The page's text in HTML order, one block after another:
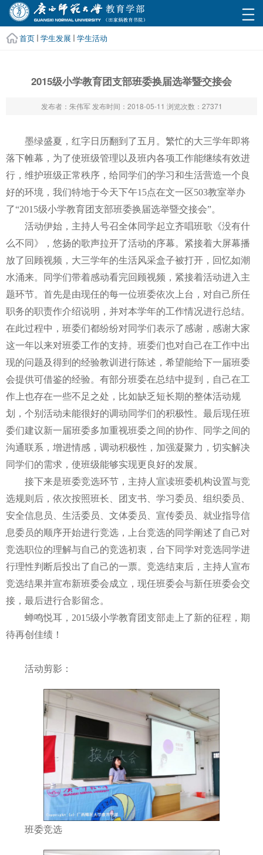
首页 学生发展 学生活动
2015级小学教育团支部班委换届选举暨交接会
发布者：朱伟军 发布时间：2018-05-11 浏览次数： 27371
墨绿盛夏，红字日历翻到了五月。繁忙的大三学年即将
落下帷幕，为了使班级管理以及班内各项工作能继续有效进
行，维护班级正常秩序，给同学们的学习和生活营造一个良
好的环境，我们特地于今天下午15点在文一区503教室举办
了“2015级小学教育团支部班委换届选举暨交接会”。
活动伊始，主持人号召全体同学起立齐唱班歌《没有什
么不同》，悠扬的歌声拉开了活动的序幕。紧接着大屏幕播
放了回顾视频，大三学年的生活风采盒子被打开，回忆如潮
水涌来。同学们带着感动看完回顾视频，紧接着活动进入主
题环节。首先是由现任的每一位班委依次上台，对自己所任
职务的职责作介绍说明，并对本学年的工作情况进行总结。
在此过程中，班委们都纷纷对同学们表示了感谢，感谢大家
这一年以来对班委工作的支持。班委们也对自己在工作中出
现的问题及得到的经验教训进行陈述， 希望能给下一届班委
会提供可借鉴的经验。有部分班委在总结中提到，自己在工
作上也存在一些不足之处，比如缺乏短长期的整体活动规
划，个别活动未能很好的调动同学们的积极性。最后现任班
委们建议新一届班委多加重视班委之间的协作、同学之间的
沟通联系，增进情感，调动积极性，加强凝聚力，切实解决
同学们的需求，使班级能够实现更良好的发展。
接下来是班委竞选环节，主持人宣读班委机构设置与竞
选规则后，依次按照班长、团支书、学习委员、 组织委员
安全信息员、生活委员、文体委员、 宣传委员
、就业指导信
息委员的顺序开始进行竞选，上台竞选的同学阐述了自己对
竞选职位的理解与自己的竞选初衷，台下同学对竞选同学进
行理性判断后投出了自己的一票。竞选结束后，主持人宣布
竞选结果并宣布新班委会成立，现任班委会与新任班委会交
接，最后进行合影留念。
蝉鸣悦耳， 2015级小学教育团支部走上了新的征程，期
待再创佳绩！
活动剪影：
班委竞选